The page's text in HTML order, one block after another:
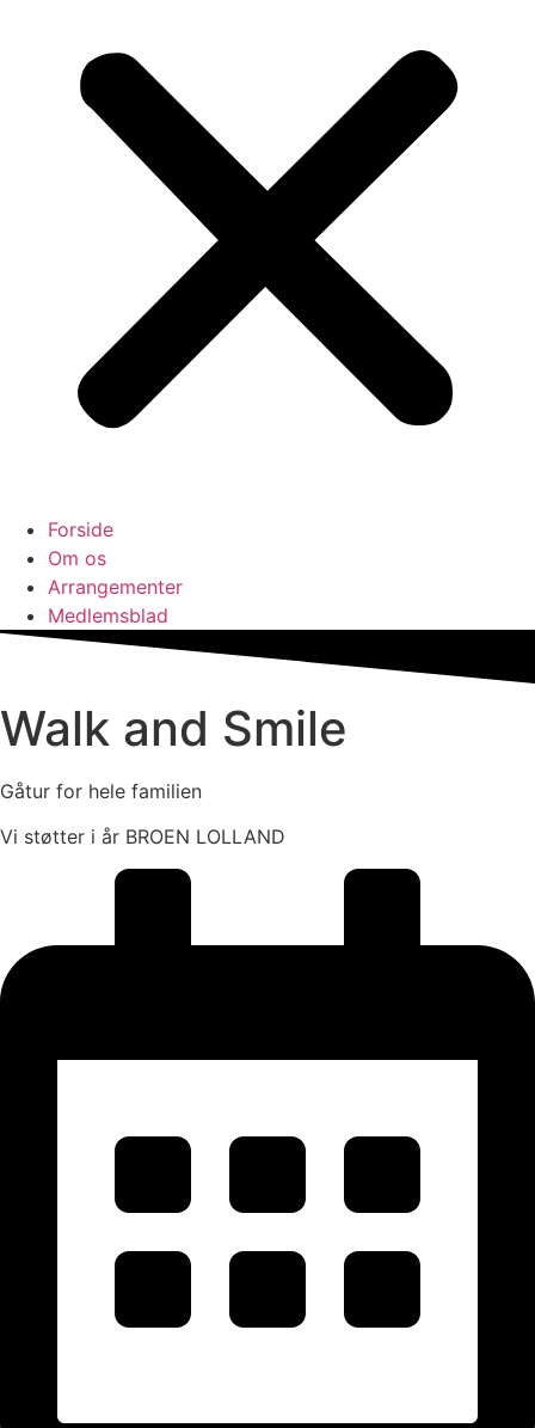
Forside
Om os
Arrangementer
Medlemsblad
Walk and Smile
Gåtur for hele familien
Vi støtter i år BROEN LOLLAND